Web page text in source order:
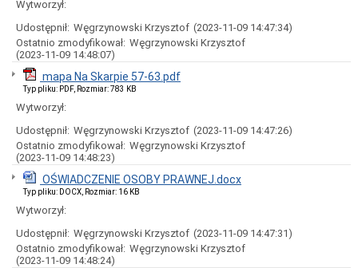
Rady
Miejskiej
Interpelacje
zapytania
radnych
obrad
sesji
Imienne
wykazy
głosowań
prac
Rady
Miejskiej
Wytworzył:
Udostępnił: Węgrzynowski Krzysztof (2023-11-09 14:47:34)
Ostatnio zmodyfikował: Węgrzynowski Krzysztof
(2023-11-09 14:48:07)
mapa Na Skarpie 57-63.pdf
Typ pliku: PDF, Rozmiar: 783 KB
Wytworzył:
Udostępnił: Węgrzynowski Krzysztof (2023-11-09 14:47:26)
Ostatnio zmodyfikował: Węgrzynowski Krzysztof
(2023-11-09 14:48:23)
OŚWIADCZENIE OSOBY PRAWNEJ.docx
Typ pliku: DOCX, Rozmiar: 16 KB
Wytworzył:
Udostępnił: Węgrzynowski Krzysztof (2023-11-09 14:47:31)
Ostatnio zmodyfikował: Węgrzynowski Krzysztof
(2023-11-09 14:48:24)